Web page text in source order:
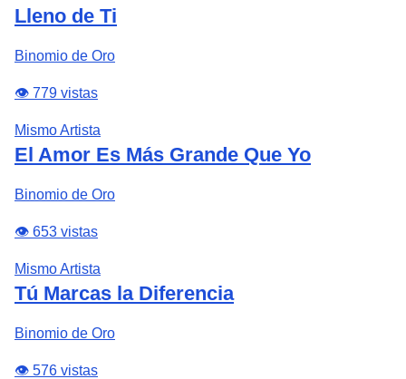
Lleno de Ti
Binomio de Oro
👁️ 779 vistas
Mismo Artista
El Amor Es Más Grande Que Yo
Binomio de Oro
👁️ 653 vistas
Mismo Artista
Tú Marcas la Diferencia
Binomio de Oro
👁️ 576 vistas